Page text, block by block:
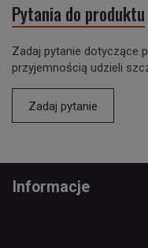
Pytania do produktu
Zadaj pytanie dotyczące
przyjemnością udzieli
Zadaj pytanie
Informacje